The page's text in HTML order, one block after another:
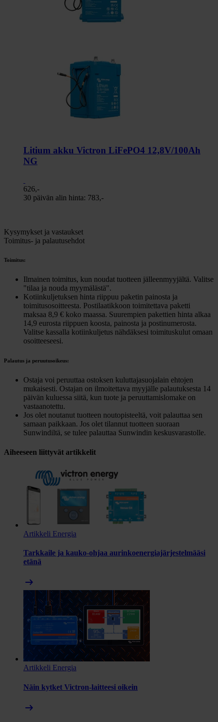
Litium akku Victron LiFePO4 12,8V/100Ah
NG
626,-
30 päivän alin hinta: 783,-
Kysymykset ja vastaukset
Toimitus- ja palautusehdot
Toimitus:
Ilmainen toimitus, kun noudat tuotteen jälleenmyyjältä. Valitse
"tilaa ja nouda myymälästä".
Kotiinkuljetuksen hinta riippuu paketin painosta ja
toimitusosoitteesta. Postilaatikkoon toimitettava paketti
maksaa 8,9 € koko maassa. Suurempien pakettien hinta alkaa
14,9 eurosta riippuen koosta, painosta ja postinumerosta.
Valitse kassalla kotiinkuljetus nähdäksesi toimituskulut omaan
osoitteeseesi.
Palautus ja peruutusoikeus:
Ostaja voi peruuttaa ostoksen kuluttajasuojalain ehtojen
mukaisesti. Ostajan on ilmoitettava myyjälle palautuksesta 14
päivän kuluessa siitä, kun tuote ja peruuttamislomake on
vastaanotettu.
Jos olet noutanut tuotteen noutopisteeltä, voit palauttaa sen
samaan paikkaan. Jos olet tilannut tuotteen suoraan
Sunwindiltä, se tulee palauttaa Sunwindin keskusvarastolle.
Aiheeseen liittyvät artikkelit
Artikkeli Energia
Tarkkaile ja kauko-ohjaa aurinkoenergiajärjestelmääsi
etänä
arrow_right_alt
Artikkeli Energia
Näin kytket Victron-laitteesi oikein
arrow_right_alt